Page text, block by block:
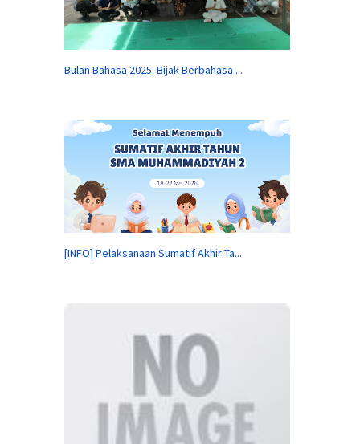
Bulan Bahasa 2025: Bijak Berbahasa ...
[INFO] Pelaksanaan Sumatif Akhir Ta...